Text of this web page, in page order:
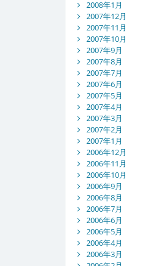
2008年1月
2007年12月
2007年11月
2007年10月
2007年9月
2007年8月
2007年7月
2007年6月
2007年5月
2007年4月
2007年3月
2007年2月
2007年1月
2006年12月
2006年11月
2006年10月
2006年9月
2006年8月
2006年7月
2006年6月
2006年5月
2006年4月
2006年3月